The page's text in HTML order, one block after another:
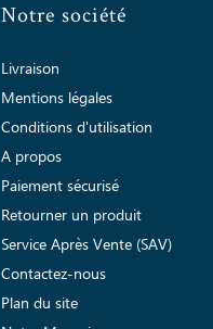
Notre société
Livraison
Mentions légales
Conditions d'utilisation
A propos
Paiement sécurisé
Retourner un produit
Service Après Vente (SAV)
Contactez-nous
Plan du site